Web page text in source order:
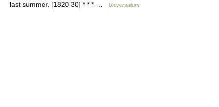
last summer. [1820 30] * * * …
Universalium